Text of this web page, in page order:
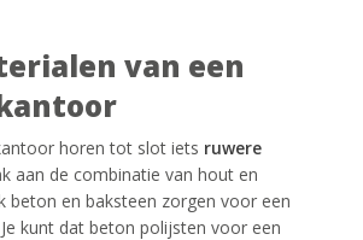
van een
horen tot slot iets ruwere
aan de combinatie van hout en
beton en baksteen zorgen voor een
kunt dat beton polijsten voor een